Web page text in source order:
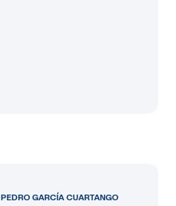
PEDRO GARCÍA CUARTANGO